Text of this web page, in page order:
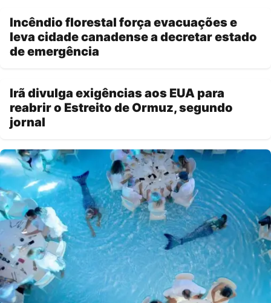
Incêndio florestal força evacuações e
leva cidade canadense a decretar estado
de emergência
Irã divulga exigências aos EUA para
reabrir o Estreito de Ormuz, segundo
jornal